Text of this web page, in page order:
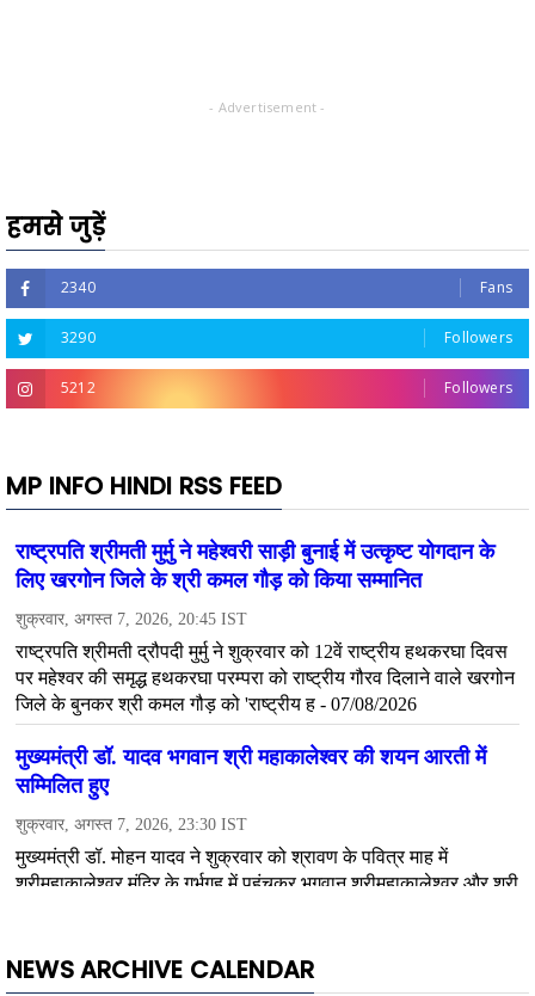
- Advertisement -
हमसे जुड़ें
2340 Fans
3290 Followers
5212 Followers
MP INFO HINDI RSS FEED
NEWS ARCHIVE CALENDAR